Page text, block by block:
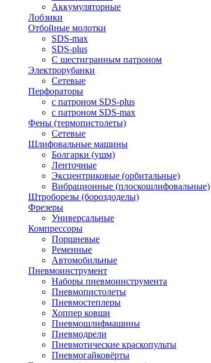
Аккумуляторные
Лобзики
Отбойные молотки
SDS-max
SDS-plus
С шестигранным патроном
Электрорубанки
Сетевые
Перфораторы
с патроном SDS-plus
с патроном SDS-max
Фены (термопистолеты)
Сетевые
Шлифовальные машины
Болгарки (ушм)
Ленточные
Эксцентриковые (орбитальные)
Вибрационные (плоскошлифовальные)
Штроборезы (бороздоделы)
Фрезеры
Универсальные
Компрессоры
Поршневые
Ременные
Автомобильные
Пневмоинструмент
Наборы пневмоинструмента
Пневмопистолеты
Пневмостеплеры
Хоппер ковши
Пневмошлифмашины
Пневмодрели
Пневмотические краскопульты
Пневмогайковёрты